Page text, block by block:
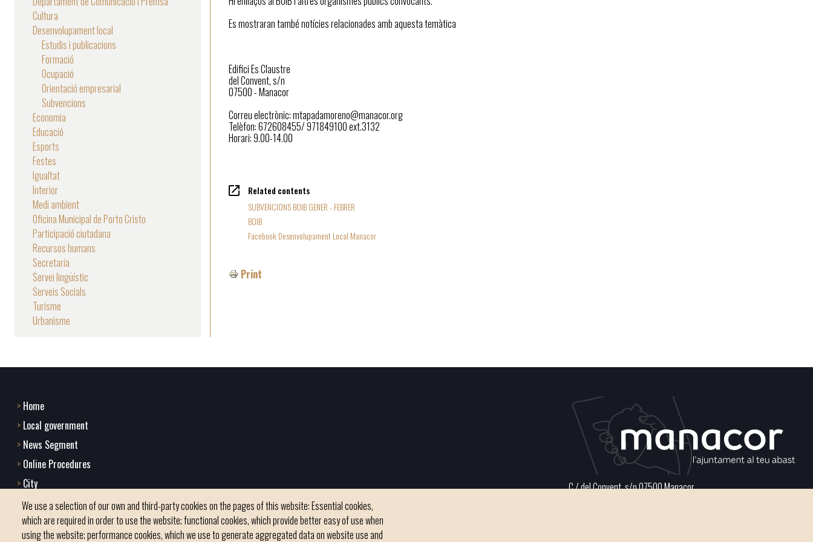
Cultura
Desenvolupament local
Estudis i publicacions
Formació
Ocupació
Orientació empresarial
Subvencions
Economia
Educació
Esports
Festes
Igualtat
Interior
Medi ambient
Oficina Municipal de Porto Cristo
Participació ciutadana
Recursos humans
Secretaria
Servei lingüístic
Serveis Socials
Turisme
Urbanisme
Es mostraran també notícies relacionades amb aquesta temàtica
Edifici Es Claustre
del Convent, s/n
07500 - Manacor
Correu electrònic: mtapadamoreno@manacor.org
Telèfon: 672608455/ 971849100 ext.3132
Horari: 9.00-14.00
Related contents
SUBVENCIONS BOIB GENER - FEBRER
BOIB
Facebook Desenvolupament Local Manacor
Print
Footer
menu
1
-
Home
Home
Local government
News Segment
Online Procedures
City
C / del Convent, s/n 07500 Manacor
We use a selection of our own and third-party cookies on the pages of this website: Essential cookies,
which are required in order to use the website; functional cookies, which provide better easy of use when
using the website; performance cookies, which we use to generate aggregated data on website use and